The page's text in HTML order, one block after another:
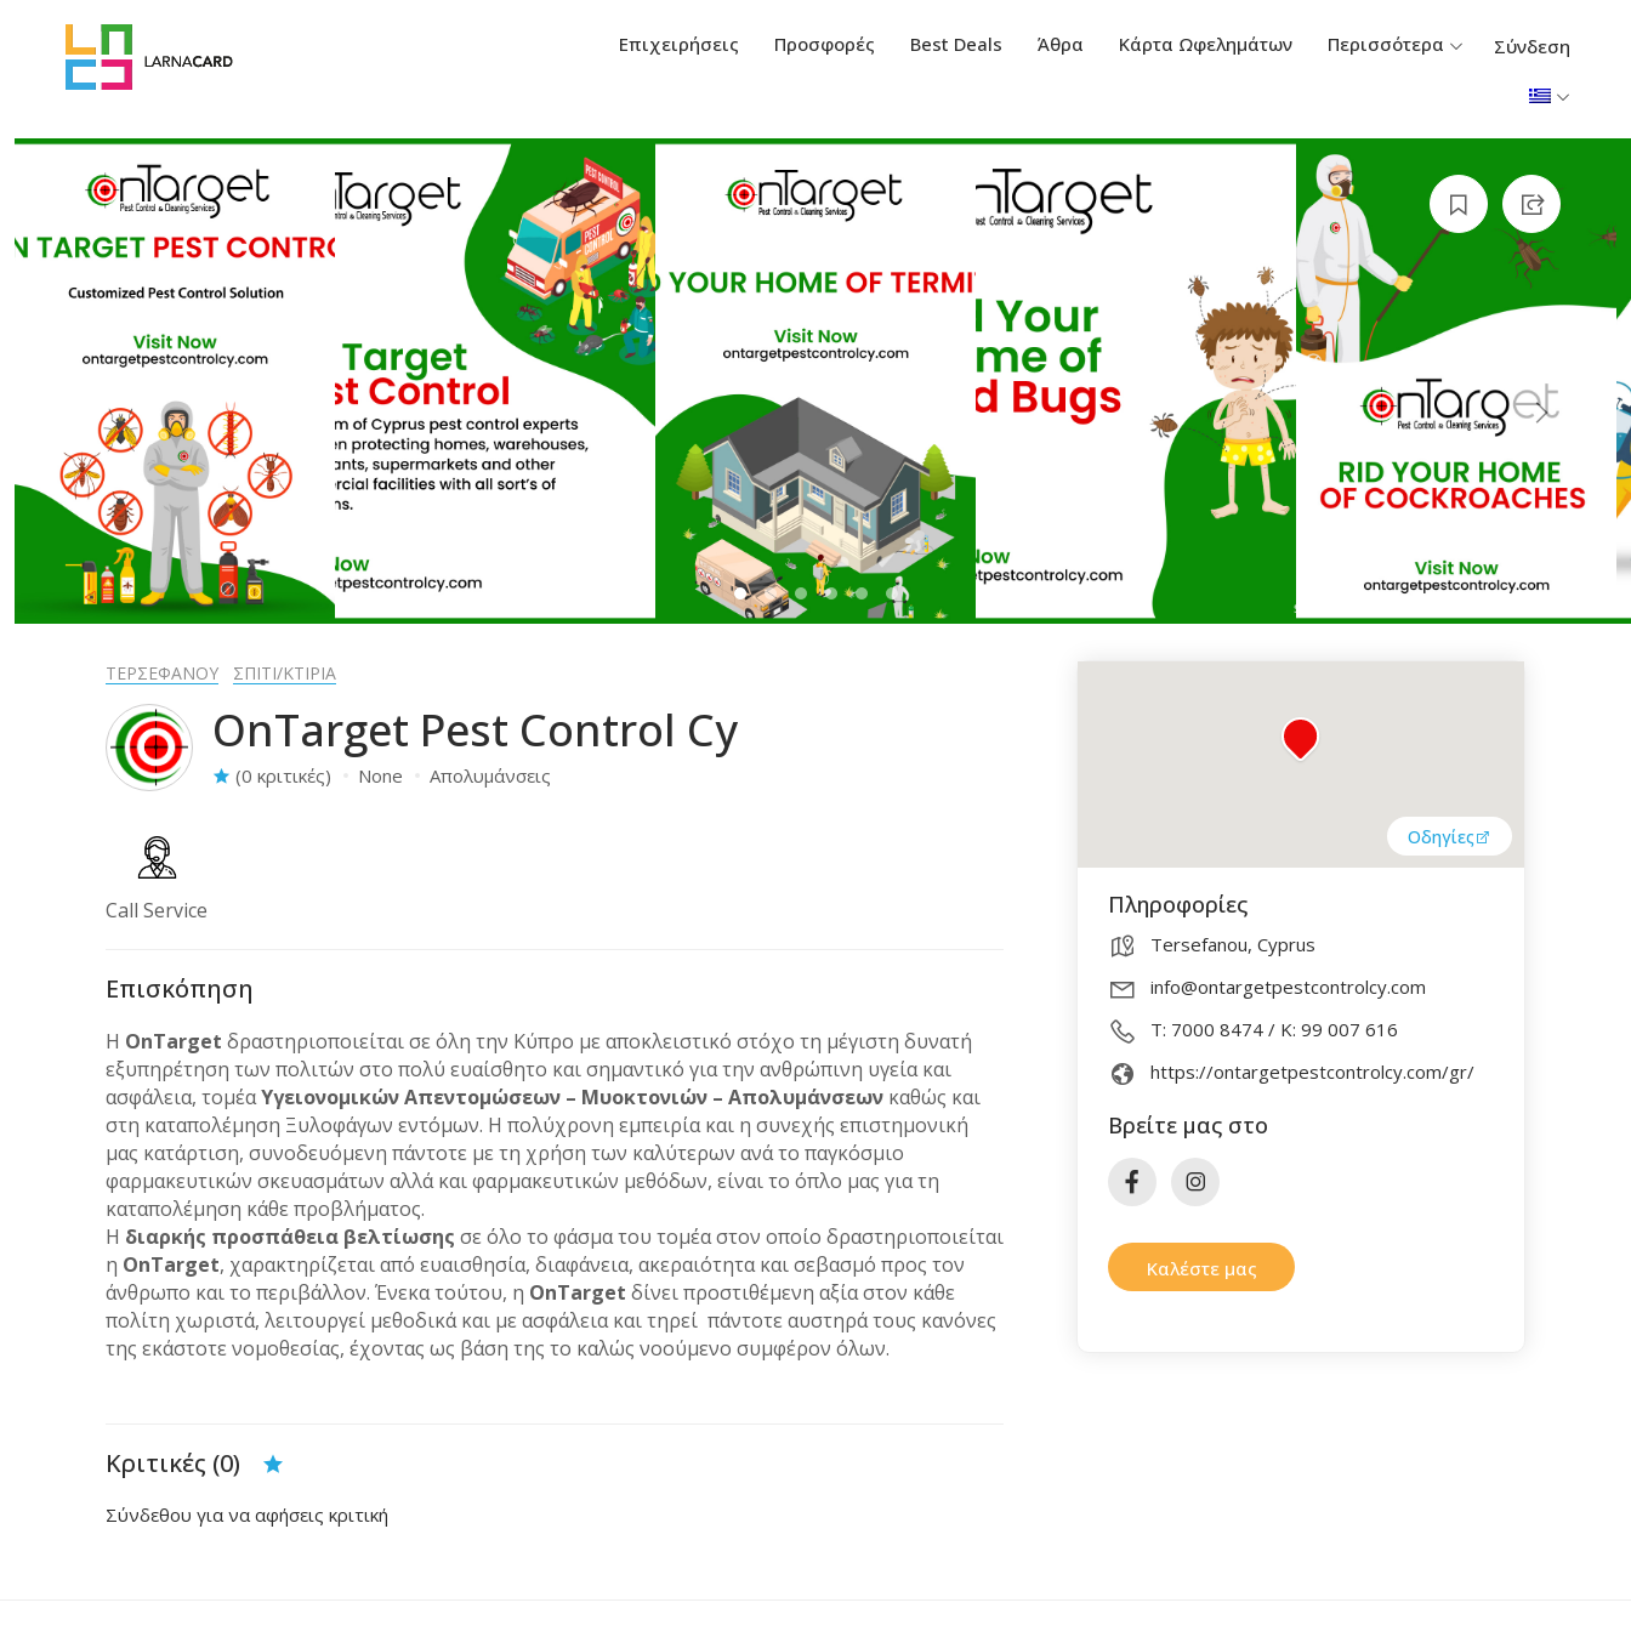
Επιχειρήσεις Προσφορές Best Deals Άθρα Κάρτα Ωφελημάτων Περισσότερα Σύνδεση
1 2 3 4 5 6
ΤΕΡΣΕΦΑΝΟΥ ΣΠΙΤΙ/ΚΤΙΡΙΑ
OnTarget Pest Control Cy
(0 κριτικές) None Απολυμάνσεις
Call Service
Επισκόπηση
Η OnTarget δραστηριοποιείται σε όλη την Κύπρο με αποκλειστικό στόχο τη μέγιστη δυνατή
εξυπηρέτηση των πολιτών στο πολύ ευαίσθητο και σημαντικό για την ανθρώπινη υγεία και
ασφάλεια, τομέαΥγειονομικών Απεντομώσεων – Μυοκτονιών – Απολυμάνσεων καθώς και
στη καταπολέμηση Ξυλοφάγων εντόμων. Η πολύχρονη εμπειρία και η συνεχής επιστημονική
μας κατάρτιση, συνοδευόμενη πάντοτε με τη χρήση των καλύτερων ανά το παγκόσμιο
φαρμακευτικών σκευασμάτων αλλά και φαρμακευτικών μεθόδων, είναι το όπλο μας για τη
καταπολέμηση κάθε προβλήματος.
Η διαρκής προσπάθεια βελτίωσης σε όλο το φάσμα του τομέα στον οποίο δραστηριοποιείται
η OnTarget, χαρακτηρίζεται από ευαισθησία, διαφάνεια, ακεραιότητα και σεβασμό προς τον
άνθρωπο και το περιβάλλον. Ένεκα τούτου, η OnTarget δίνει προστιθέμενη αξία στον κάθε
πολίτη χωριστά, λειτουργεί μεθοδικά και με ασφάλεια και τηρεί πάντοτε αυστηρά τους κανόνες
της εκάστοτε νομοθεσίας, έχοντας ως βάση της το καλώς νοούμενο συμφέρον όλων.
Κριτικές (0)
Σύνδεθου για να αφήσεις κριτική
Οδηγίες
Πληροφορίες
Tersefanou, Cyprus
info@ontargetpestcontrolcy.com
Τ: 7000 8474 / K: 99 007 616
https://ontargetpestcontrolcy.com/gr/
Βρείτε μας στο
Καλέστε μας